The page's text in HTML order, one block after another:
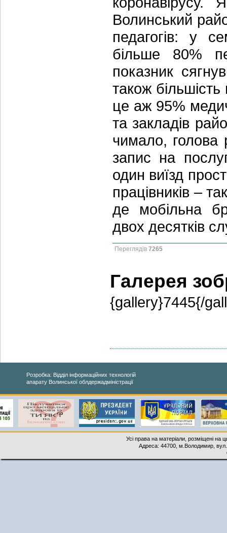
Волинський
педагогів: у
більше 80%
показник
також більшість
це аж 95%
та закладів
чимало, голова
запис на
один виїзд
працівників –
де мобільна
двох десятків
Переглядів 7265
Галерея
{gallery}7445{/
Розробка: Відділ інформаційних технологій
апарату Волинської облдержадміністрації
Усі права на матеріали, розміщені на
Адреса: 44700, м.Володимир,